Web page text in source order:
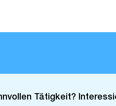
Tätigkeit?